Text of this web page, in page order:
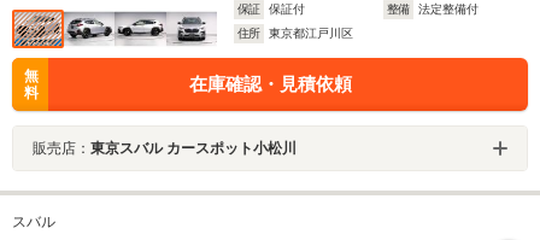
保証
保証付 整備
法定整備付
住所
東京都江戸川区
無
料
在庫確認・見積依頼
販売店： 東京スバル カースポット小松川
スバル